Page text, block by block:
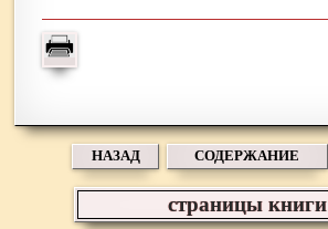
НАЗАД СОДЕРЖАНИЕ
страницы книги